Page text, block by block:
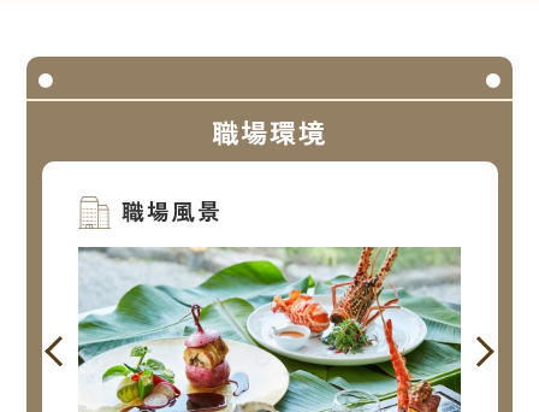
職場環境
職場風景